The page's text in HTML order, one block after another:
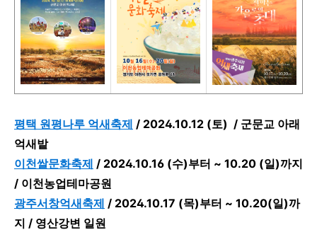
평택 원평나루 억새축제 / 2024.10.12 (토) / 군문교 아래
억새밭
이천쌀문화축제 / 2024.10.16 (수)부터 ~ 10.20 (일)까지
/ 이천농업테마공원
광주서창억새축제 / 2024.10.17 (목)부터 ~ 10.20(일)까
지 / 영산강변 일원